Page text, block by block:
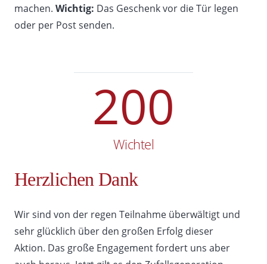
machen. Wichtig: Das Geschenk vor die Tür legen
oder per Post senden.
200
Wichtel
Herzlichen Dank
Wir sind von der regen Teilnahme überwältigt und
sehr glücklich über den großen Erfolg dieser
Aktion. Das große Engagement fordert uns aber